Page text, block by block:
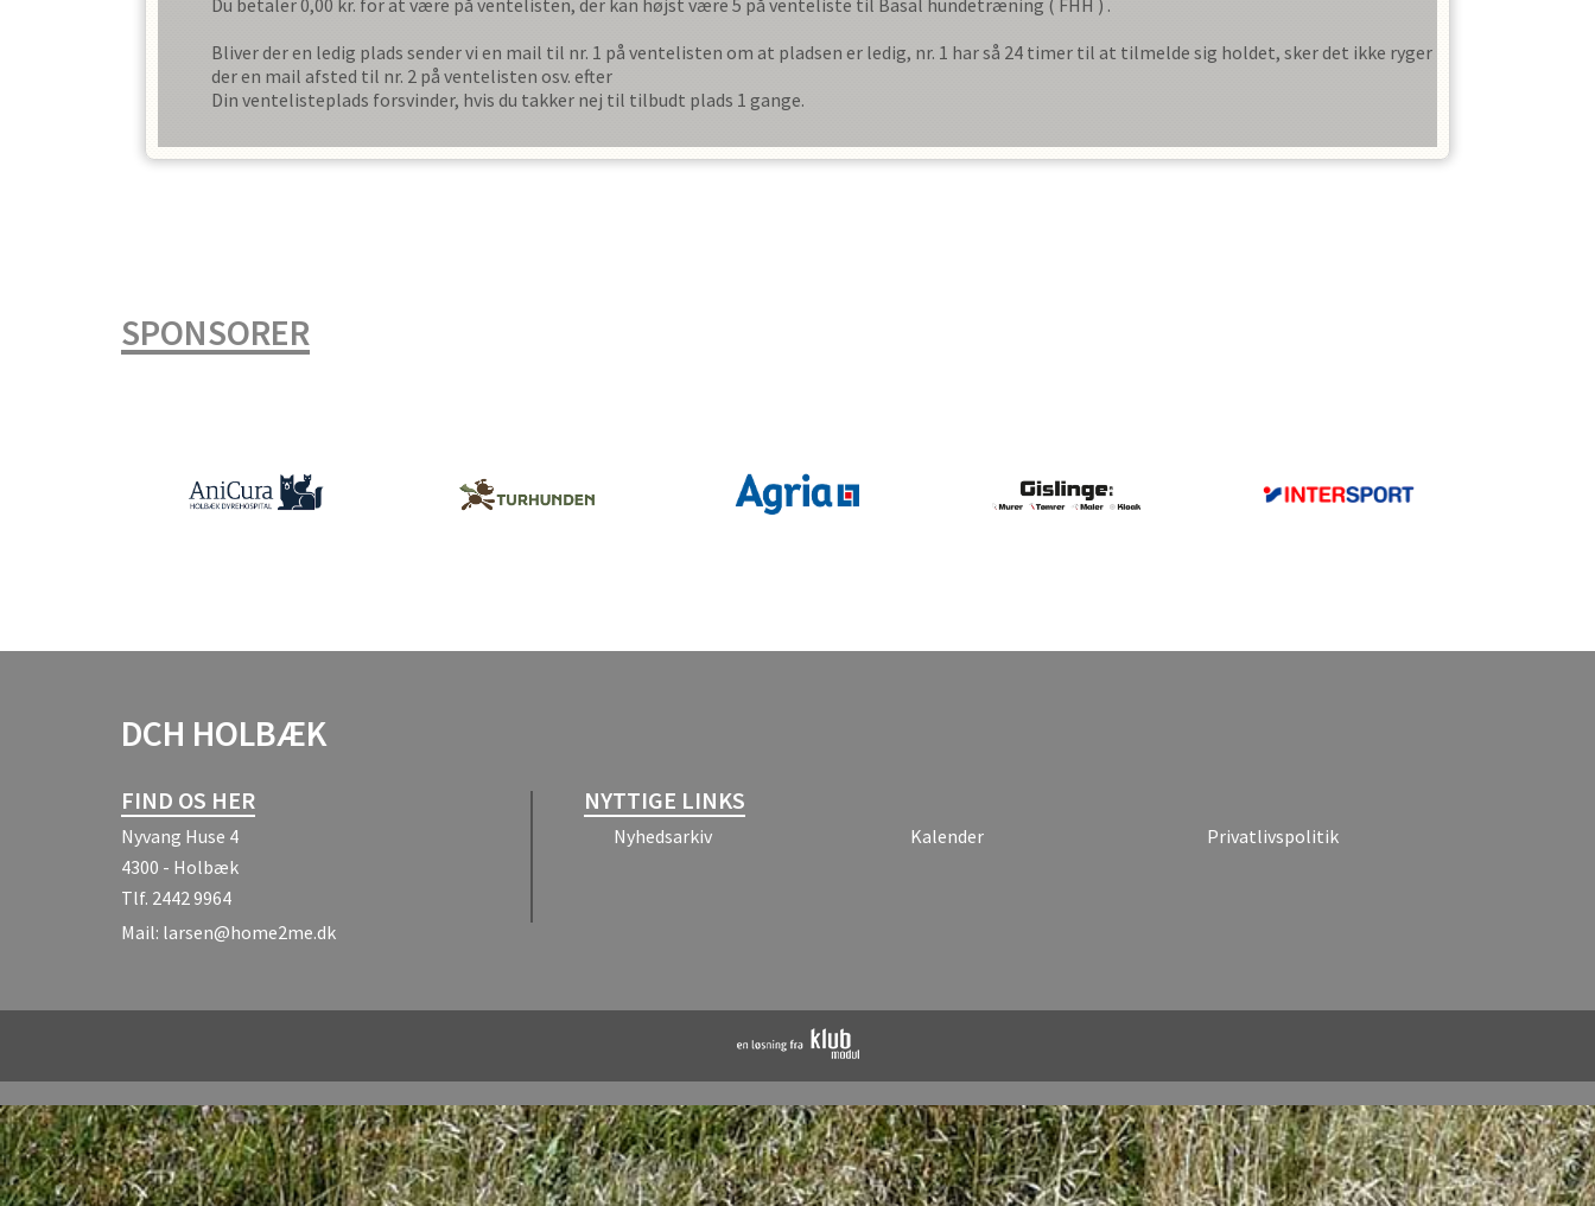
Du betaler0,00 kr. for at være på ventelisten, der kan højst være 5 på venteliste til Basal hundetræning ( FHH ) .
Bliver der en ledig plads sender vi en mail til nr. 1 på ventelisten om at pladsen er ledig, nr. 1 har så 24 timer til at tilmelde sig holdet, sker det ikke ryger
der en mail afsted til nr. 2 på ventelisten osv. efter
Din ventelisteplads forsvinder, hvis du takker nej til tilbudt plads 1 gange.
SPONSORER
DCH HOLBÆK
FIND OS HER
Nyvang Huse 4
4300 - Holbæk
Tlf. 2442 9964
Mail: larsen@home2me.dk
NYTTIGE LINKS
Nyhedsarkiv Kalender Privatlivspolitik